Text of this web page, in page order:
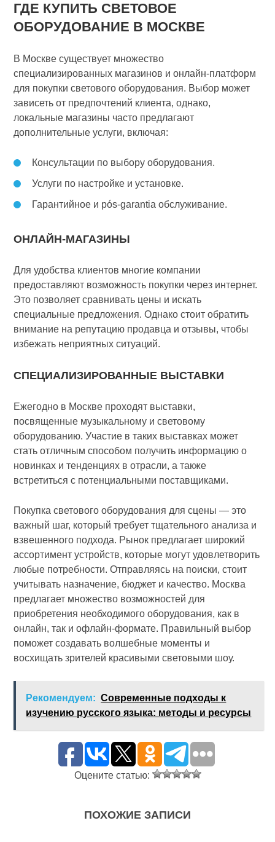
ГДЕ КУПИТЬ СВЕТОВОЕ
ОБОРУДОВАНИЕ В МОСКВЕ
В Москве существует множество
специализированных магазинов и онлайн-платформ
для покупки светового оборудования. Выбор может
зависеть от предпочтений клиента, однако,
локальные магазины часто предлагают
дополнительные услуги, включая:
Консультации по выбору оборудования.
Услуги по настройке и установке.
Гарантийное и pós-garantia обслуживание.
ОНЛАЙН-МАГАЗИНЫ
Для удобства клиентов многие компании
предоставляют возможность покупки через интернет.
Это позволяет сравнивать цены и искать
специальные предложения. Однако стоит обратить
внимание на репутацию продавца и отзывы, чтобы
избежать неприятных ситуаций.
СПЕЦИАЛИЗИРОВАННЫЕ ВЫСТАВКИ
Ежегодно в Москве проходят выставки,
посвященные музыкальному и световому
оборудованию. Участие в таких выставках может
стать отличным способом получить информацию о
новинках и тенденциях в отрасли, а также
встретиться с потенциальными поставщиками.
Покупка светового оборудования для сцены — это
важный шаг, который требует тщательного анализа и
взвешенного подхода. Рынок предлагает широкий
ассортимент устройств, которые могут удовлетворить
любые потребности. Отправляясь на поиски, стоит
учитывать назначение, бюджет и качество. Москва
предлагает множество возможностей для
приобретения необходимого оборудования, как в
онлайн, так и офлайн-формате. Правильный выбор
поможет создавать волшебные моменты и
восхищать зрителей красивыми световыми шоу.
Рекомендуем: Современные подходы к
изучению русского языка: методы и ресурсы
Оцените статью:
ПОХОЖИЕ ЗАПИСИ